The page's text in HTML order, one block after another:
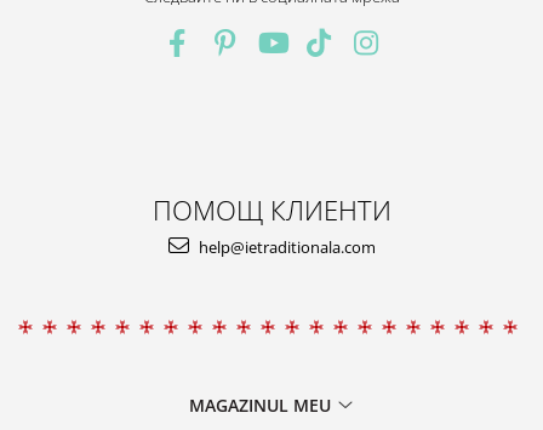
ПОМОЩ КЛИЕНТИ
help@ietraditionala.com
MAGAZINUL MEU